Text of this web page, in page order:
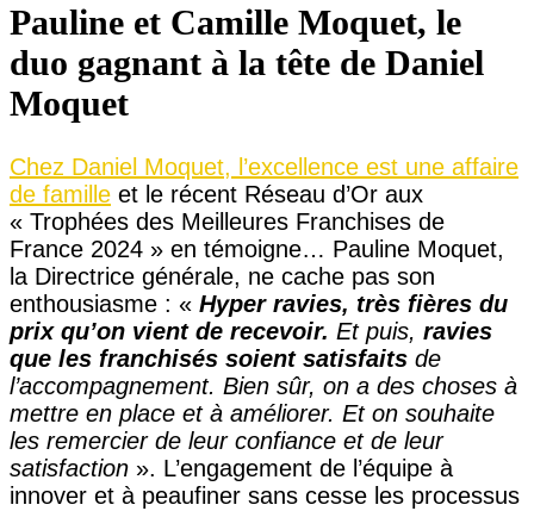
Pauline et Camille Moquet, le
duo gagnant à la tête de Daniel
Moquet
Chez Daniel Moquet, l’excellence est une affaire
de famille et le récent Réseau d’Or aux
« Trophées des Meilleures Franchises de
France 2024 » en témoigne… Pauline Moquet,
la Directrice générale, ne cache pas son
enthousiasme : « Hyper ravies, très fières du
prix qu’on vient de recevoir. Et puis, ravies
que les franchisés soient satisfaits de
l’accompagnement. Bien sûr, on a des choses à
mettre en place et à améliorer. Et on souhaite
les remercier de leur confiance et de leur
satisfaction ». L’engagement de l’équipe à
innover et à peaufiner sans cesse les processus